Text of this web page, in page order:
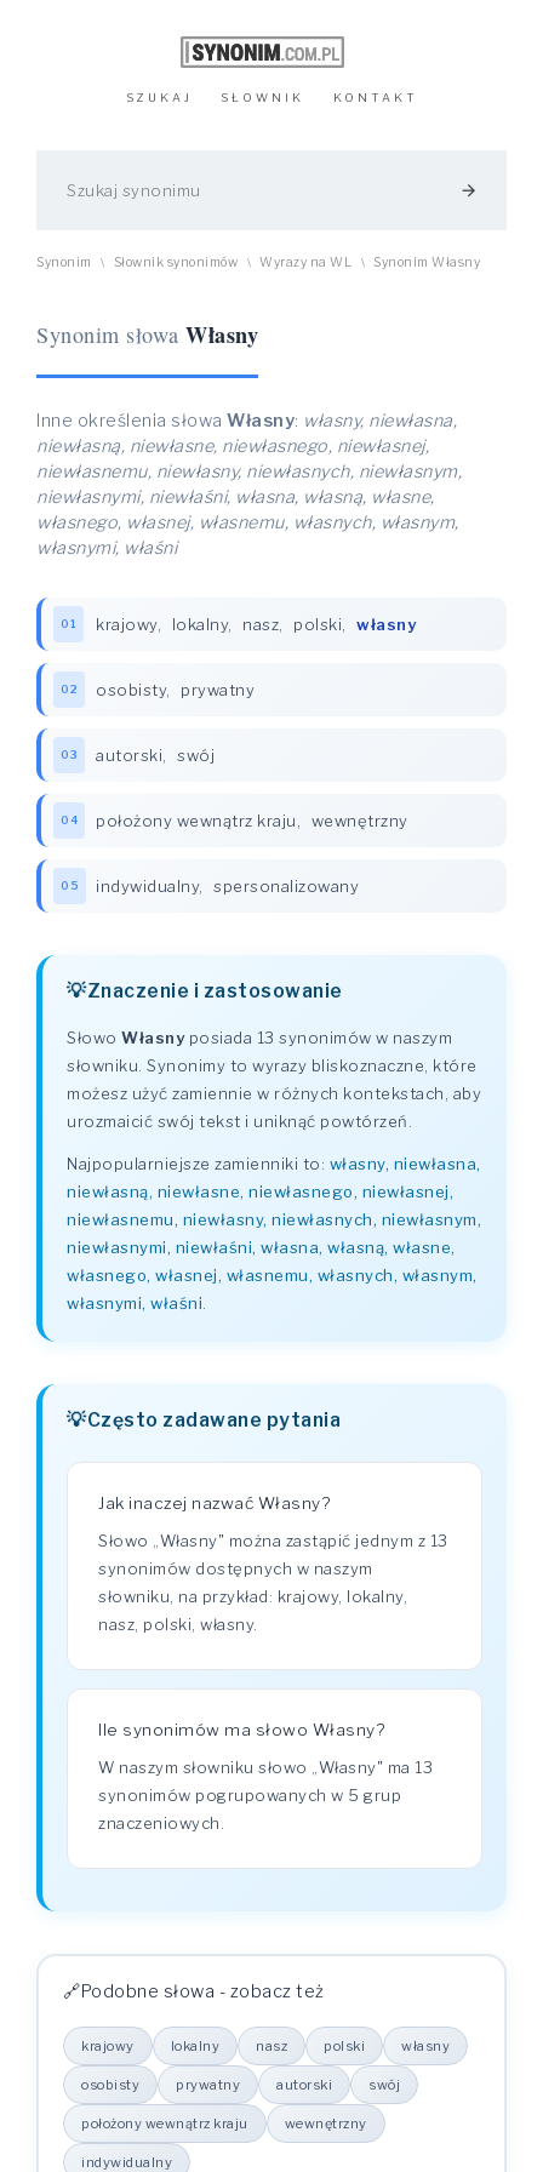
SZUKAJ SŁOWNIK KONTAKT
arrow_forward
Synonim \ Słownik synonimów \ Wyrazy na WL \ Synonim Własny
Synonim słowa Własny
Inne określenia słowa Własny: własny, niewłasna,
niewłasną, niewłasne, niewłasnego, niewłasnej,
niewłasnemu, niewłasny, niewłasnych, niewłasnym,
niewłasnymi, niewłaśni, własna, własną, własne,
własnego, własnej, własnemu, własnych, własnym,
własnymi, właśni
01 krajowy, lokalny, nasz polski własny
02 osobisty, prywatny
03 autorski swój
04 położony wewnątrz kraju wewnętrzny
05 indywidualny, spersonalizowany
Znaczenie i zastosowanie
Słowo Własnyposiada 13 synonimów w naszym
słowniku. Synonimy to wyrazy bliskoznaczne, które
możesz użyć zamiennie w różnych kontekstach, aby
urozmaicić swój tekst i uniknąć powtórzeń.
Najpopularniejsze zamienniki to: własny, niewłasna,
niewłasną, niewłasne, niewłasnego, niewłasnej,
niewłasnemu, niewłasny, niewłasnych, niewłasnym,
niewłasnymi, niewłaśni, własna, własną, własne,
własnego, własnej, własnemu, własnych, własnym,
własnymi, właśni
Często zadawane pytania
Jak inaczej nazwać Własny?
Słowo „Własny" można zastąpić jednym z 13
synonimów dostępnych w naszym
słowniku, na przykład: krajowy, lokalny,
nasz, polski, własny.
Ile synonimów ma słowo Własny?
W naszym słowniku słowo „Własny" ma 13
synonimów pogrupowanych w 5 grup
znaczeniowych.
Podobne słowa - zobacz też
krajowy lokalny nasz polski własny
osobisty prywatny autorski swój
położony wewnątrz kraju wewnętrzny
indywidualny